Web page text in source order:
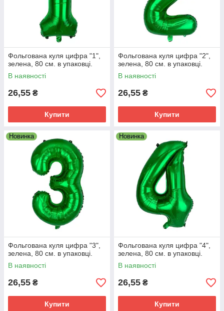
Фольгована куля цифра "1",
зелена, 80 см. в упаковці.
В наявності
26,55 ₴
Купити
Фольгована куля цифра "2",
зелена, 80 см. в упаковці.
В наявності
26,55 ₴
Купити
Новинка
Фольгована куля цифра "3",
зелена, 80 см. в упаковці.
В наявності
26,55 ₴
Купити
Новинка
Фольгована куля цифра "4",
зелена, 80 см. в упаковці.
В наявності
26,55 ₴
Купити